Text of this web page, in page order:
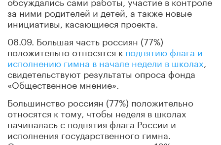
за ними родителей и детей, а также новые
инициативы, касающиеся проекта.
08.09. Большая часть россиян (77%)
положительно относятся к поднятию флага и
исполнению гимна в начале недели в школах
свидетельствуют результаты опроса фонда
«Общественное мнение».
Большинство россиян (77%) положительно
относятся к тому, чтобы неделя в школах
начиналась с поднятия флага России и
исполнения государственного гимна.